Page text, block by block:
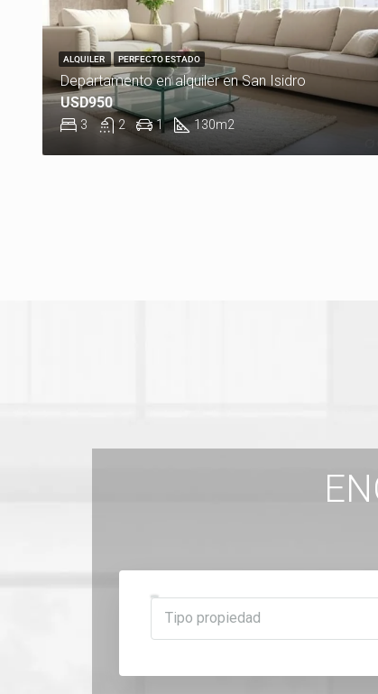
Departamento en alquiler en San Isidro
3 2 1 130m2
USD950
ALQUILER PERFECTO ESTADO
Tipo propiedad